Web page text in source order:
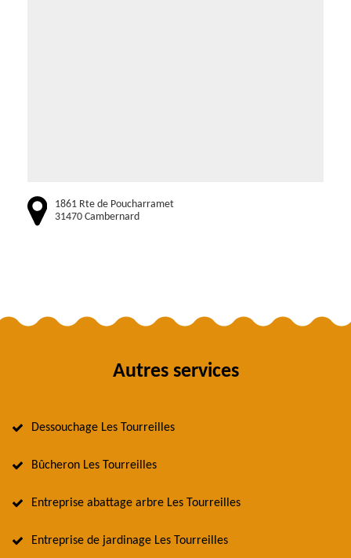
1861 Rte de Poucharramet
31470 Cambernard
Autres services
Dessouchage Les Tourreilles
Bûcheron Les Tourreilles
Entreprise abattage arbre Les Tourreilles
Entreprise de jardinage Les Tourreilles